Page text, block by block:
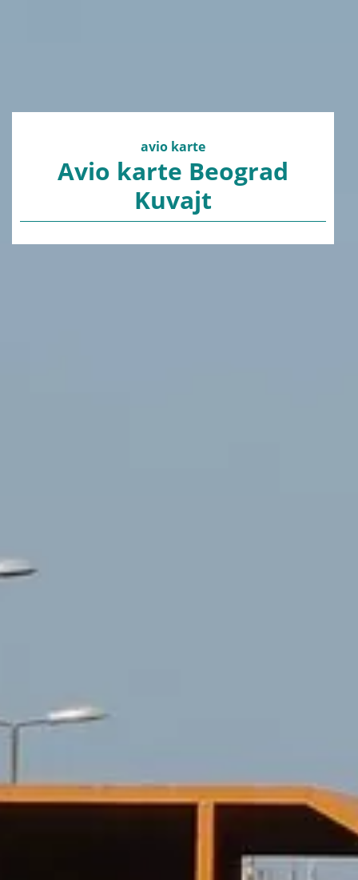
avio karte
Avio karte Beograd
Kuvajt